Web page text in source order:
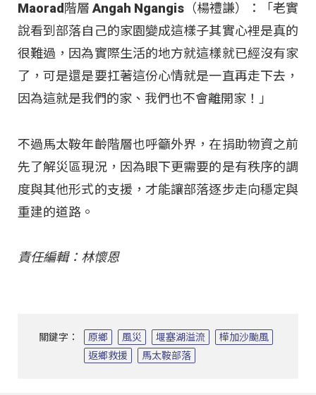
Maorad階層 Angah Ngangis（楊禮謙）：「老實
說看到部落自己的家園變成這樣子其實心裡是真的
很難過，因為實際生活的地方就這樣就已經沒有家
了，可是還是要扛著這份心情就是一直再走下去，
因為這就是我們的家、我們也不會離開家！」
不過馬太鞍年齡階層也呼籲外界，在捐助物資之前
先了解災區現況，因為眼下更需要的是有秩序的調
度與其他形式的支援，才能讓部落逐步走向穩定與
重建的道路。
責任編輯：林懷恩
關鍵字： 原鄉 風災 堰塞湖溢流
樺加沙颱風
返鄉救援
馬太鞍部落